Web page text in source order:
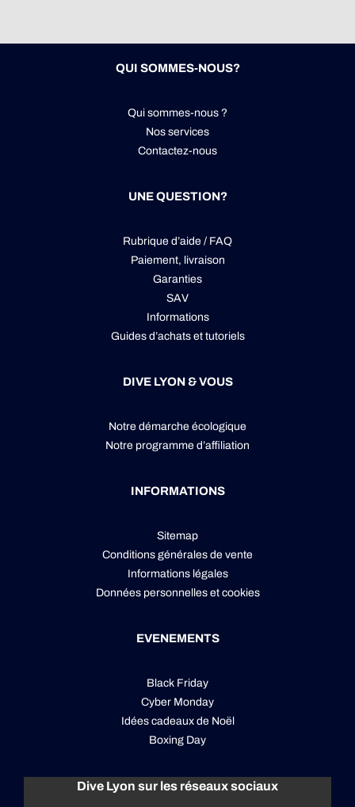
QUI SOMMES-NOUS?
Qui sommes-nous ?
Nos services
Contactez-nous
UNE QUESTION?
Rubrique d’aide / FAQ
Paiement, livraison
Garanties
SAV
Informations
Guides d’achats et tutoriels
DIVE LYON & VOUS
Notre démarche écologique
Notre programme d’affiliation
INFORMATIONS
Sitemap
Conditions générales de vente
Informations légales
Données personnelleset cookies
EVENEMENTS
Black Friday
Cyber Monday
Idées cadeaux de Noël
Boxing Day
Dive Lyon sur les réseaux sociaux